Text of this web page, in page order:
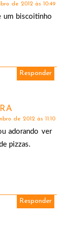
de 2012 às 10:49
um biscoitinho
Responder
de 2012 às 11:10
adorando ver
pizzas.
Responder